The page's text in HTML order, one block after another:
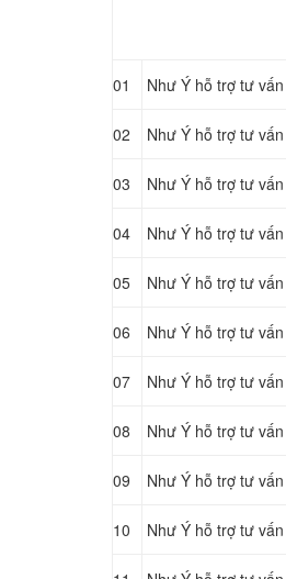
01 Như Ý hỗ trợ tư
02 Như Ý hỗ trợ tư
03 Như Ý hỗ trợ tư
04 Như Ý hỗ trợ tư
05 Như Ý hỗ trợ tư
06 Như Ý hỗ trợ tư
07 Như Ý hỗ trợ tư
08 Như Ý hỗ trợ tư
09 Như Ý hỗ trợ tư
10 Như Ý hỗ trợ tư